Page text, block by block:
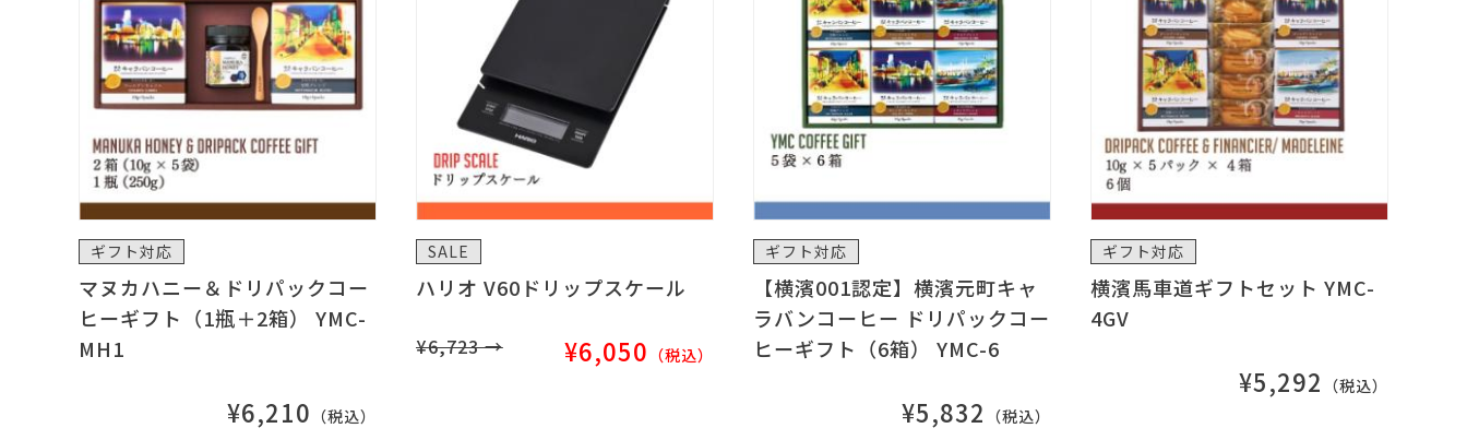
ギフト対応
マヌカハニー＆ドリパックコー
ヒーギフト（1瓶＋2箱） YMC-
MH1
¥6,210 （税込）
SALE
ハリオ V60ドリップスケール
¥6,723 → ¥6,050 （税込）
ギフト対応
【横濱001認定】横濱元町キャ
ラバンコーヒー ドリパックコー
ヒーギフト（6箱） YMC-6
¥5,832 （税込）
ギフト対応
横濱馬車道ギフトセット YMC-
4GV
¥5,292 （税込）